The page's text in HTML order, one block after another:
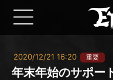
2020/12/21 16:20 重要
年末年始のサポー